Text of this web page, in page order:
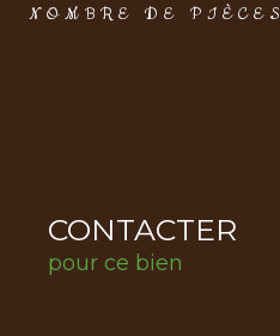
NOMBRE DE PIÈCES
CONTACTER
pour ce bien